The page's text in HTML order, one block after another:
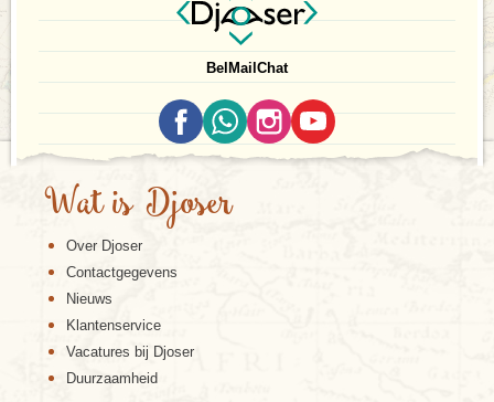
BelMailChat
Wat is Djoser
Over Djoser
Contactgegevens
Nieuws
Klantenservice
Vacatures bij Djoser
Duurzaamheid